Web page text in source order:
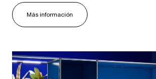
Más información